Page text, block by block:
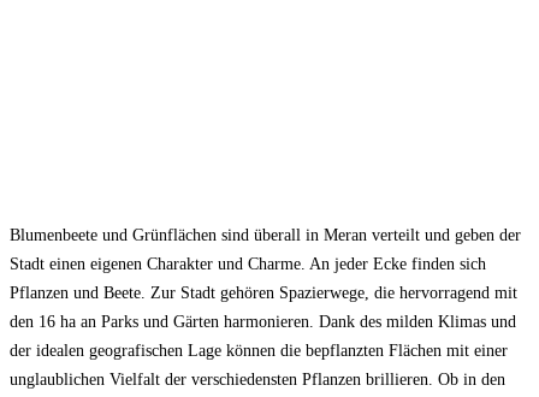
Blumenbeete und Grünflächen sind überall in Meran verteilt und geben der
Stadt einen eigenen Charakter und Charme. An jeder Ecke finden sich
Pflanzen und Beete. Zur Stadt gehören Spazierwege, die hervorragend mit
den 16 ha an Parks und Gärten harmonieren. Dank des milden Klimas und
der idealen geografischen Lage können die bepflanzten Flächen mit einer
unglaublichen Vielfalt der verschiedensten Pflanzen brillieren. Ob in den